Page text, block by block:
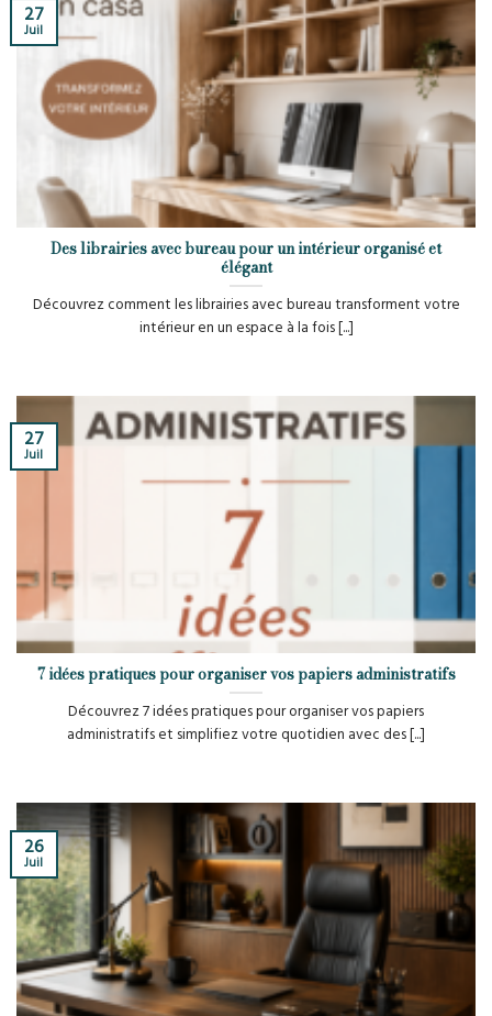
Des librairies avec bureau pour un intérieur organisé et
élégant
Découvrez comment les librairies avec bureau transforment votre
intérieur en un espace à la fois [...]
27
Juil
7 idées pratiques pour organiser vos papiers administratifs
Découvrez 7 idées pratiques pour organiser vos papiers
administratifs et simplifiez votre quotidien avec des [...]
27
Juil
26
Juil